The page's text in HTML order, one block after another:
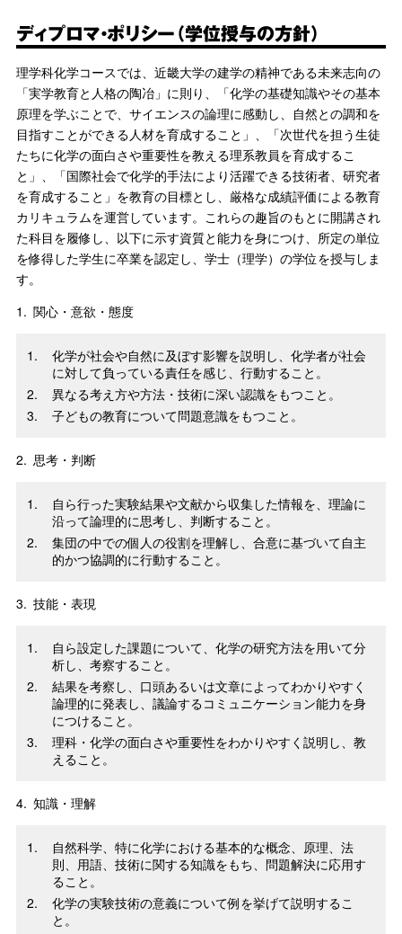
ディプロマ・ポリシー（学位授与の方針）
理学科化学コースでは、近畿大学の建学の精神である未来志向の
「実学教育と人格の陶冶」に則り、「化学の基礎知識やその基本
原理を学ぶことで、サイエンスの論理に感動し、自然との調和を
目指すことができる人材を育成すること」、「次世代を担う生徒
たちに化学の面白さや重要性を教える理系教員を育成するこ
と」、「国際社会で化学的手法により活躍できる技術者、研究者
を育成すること」を教育の目標とし、厳格な成績評価による教育
カリキュラムを運営しています。これらの趣旨のもとに開講され
た科目を履修し、以下に示す資質と能力を身につけ、所定の単位
を修得した学生に卒業を認定し、学士（理学）の学位を授与しま
す。
1. 関心・意欲・態度
化学が社会や自然に及ぼす影響を説明し、化学者が社会
に対して負っている責任を感じ、行動すること。
異なる考え方や方法・技術に深い認識をもつこと。
子どもの教育について問題意識をもつこと。
2. 思考・判断
自ら行った実験結果や文献から収集した情報を、理論に
沿って論理的に思考し、判断すること。
集団の中での個人の役割を理解し、合意に基づいて自主
的かつ協調的に行動すること。
3. 技能・表現
自ら設定した課題について、化学の研究方法を用いて分
析し、考察すること。
結果を考察し、口頭あるいは文章によってわかりやすく
論理的に発表し、議論するコミュニケーション能力を身
につけること。
理科・化学の面白さや重要性をわかりやすく説明し、教
えること。
4. 知識・理解
自然科学、特に化学における基本的な概念、原理、法
則、用語、技術に関する知識をもち、問題解決に応用す
ること。
化学の実験技術の意義について例を挙げて説明するこ
と。